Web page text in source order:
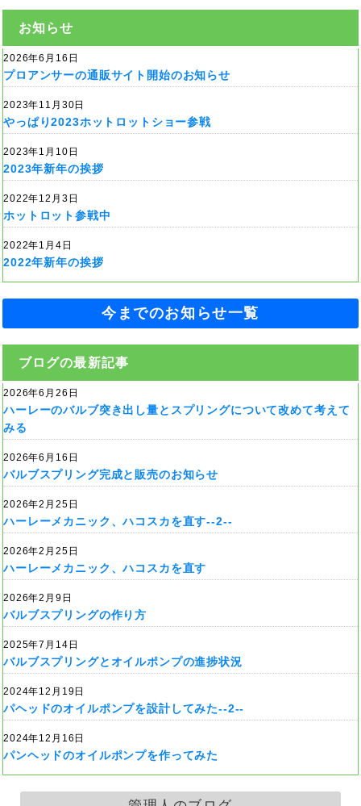
お知らせ
2026年6月16日
プロアンサーの通販サイト開始のお知らせ
2023年11月30日
やっぱり2023ホットロットショー参戦
2023年1月10日
2023年新年の挨拶
2022年12月3日
ホットロット参戦中
2022年1月4日
2022年新年の挨拶
今までのお知らせ一覧
ブログの最新記事
2026年6月26日
ハーレーのバルブ突き出し量とスプリングについて改めて考えて
みる
2026年6月16日
バルブスプリング完成と販売のお知らせ
2026年2月25日
ハーレーメカニック、ハコスカを直す--2--
2026年2月25日
ハーレーメカニック、ハコスカを直す
2026年2月9日
バルブスプリングの作り方
2025年7月14日
バルブスプリングとオイルポンプの進捗状況
2024年12月19日
パヘッドのオイルポンプを設計してみた--2--
2024年12月16日
パンヘッドのオイルポンプを作ってみた